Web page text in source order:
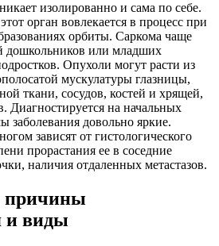
изолированно и сама по себе.
орган вовлекается в процесс при
орбиты. Саркома чаще
дошкольников или младших
Опухоли могут расти из
мускулатуры глазницы,
ткани, сосудов, костей и хрящей,
Диагностируется на начальных
заболевания довольно яркие.
зависят от гистологического
прорастания ее в соседние
наличия отдаленных метастазов.
причины
и виды